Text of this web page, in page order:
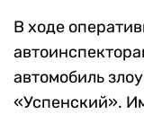
В ходе
автомобиль
«Успенский».